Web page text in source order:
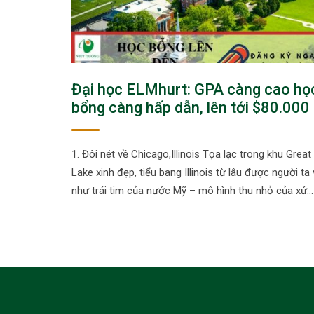
Đại học ELMhurt: GPA càng cao
bổng càng hấp dẫn, lên tới $80.000
1. Đôi nét về Chicago,Illinois Tọa lạc trong khu Great
Lake xinh đẹp, tiểu bang Illinois từ lâu được người ta
như trái tim của nước Mỹ – mô hình thu nhỏ của xứ…